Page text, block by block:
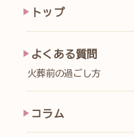
トップ
よくある質問
火葬前の過ごし方
コラム